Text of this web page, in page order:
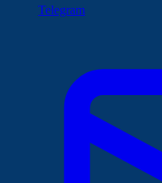
Telegram